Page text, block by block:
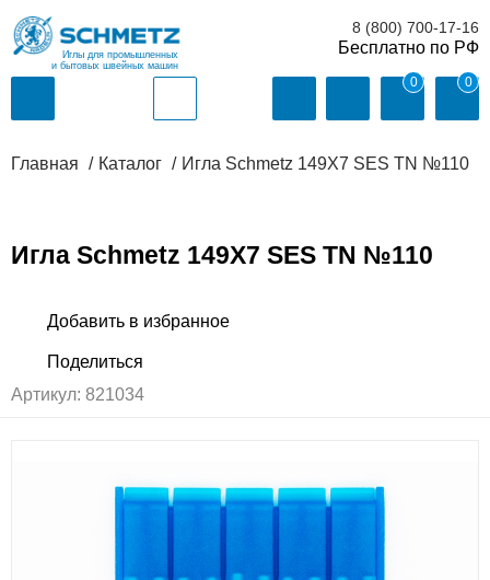
Иглы для промышленных
и бытовых швейных машин
8 (800) 700-17-16
0 0
Главная Каталог Игла Schmetz 149X7 SES TN №110
Игла Schmetz 149X7 SES TN №110
Артикул: 821034